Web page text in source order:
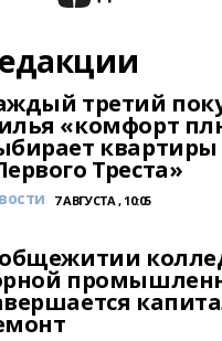
третий
«комфорт
квартиры
Треста»
7 АВГУСТА , 10:05